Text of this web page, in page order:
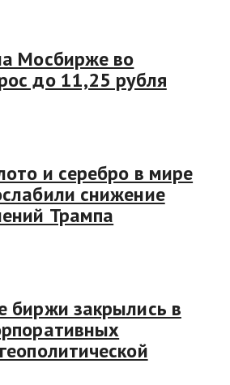
Мосбирже во
до 11,25 рубля
и серебро в мире
снижение
Трампа
биржи закрылись в